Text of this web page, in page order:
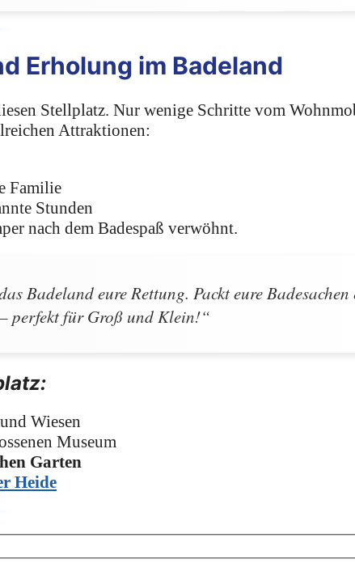
Erholung im Badeland
Stellplatz. Nur wenige Schritte vom
Attraktionen:
Familie
Stunden
nach dem Badespaß verwöhnt​.
Badeland eure Rettung. Packt eure Badesachen
perfekt für Groß und Klein!“
Wiesen
Museum
Garten
Heide